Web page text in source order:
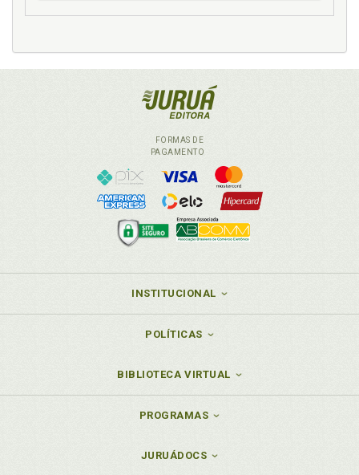
FORMAS DE
PAGAMENTO
INSTITUCIONAL
POLÍTICAS
BIBLIOTECA VIRTUAL
PROGRAMAS
JURUÁDOCS